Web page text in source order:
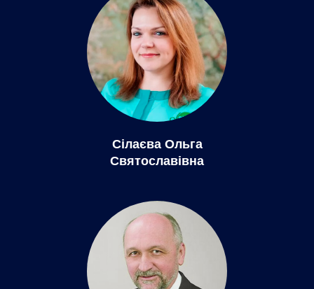
Сілаєва Ольга
Святославівна